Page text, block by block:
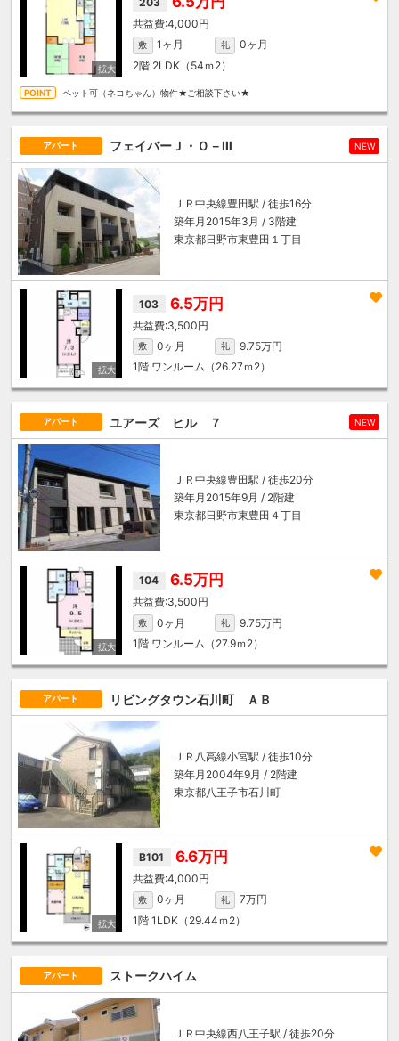
4,000円
敷 1ヶ月 礼
0ヶ月
2階 2LDK（54ｍ 2）
ペット可（ネコちゃん）物件★ご相談下さい★
アパート フェイバーＪ・Ｏ－Ⅲ NEW
ＪＲ中央線豊田駅 / 徒歩16分
築年月2015年3月 / 3階建
東京都日野市東豊田１丁目
103 6.5万円
3,500円
敷 0ヶ月 礼
9.75万円
1階 ワンルーム（26.27ｍ 2）
アパート ユアーズ ヒル ７ NEW
ＪＲ中央線豊田駅 / 徒歩20分
築年月2015年9月 / 2階建
東京都日野市東豊田４丁目
104 6.5万円
3,500円
敷 0ヶ月 礼
9.75万円
1階 ワンルーム（27.9ｍ 2）
アパート リビングタウン石川町 ＡＢ
ＪＲ八高線小宮駅 / 徒歩10分
築年月2004年9月 / 2階建
東京都八王子市石川町
B101 6.6万円
4,000円
敷 0ヶ月 礼
7万円
1階 1LDK（29.44ｍ 2）
アパート ストークハイム
ＪＲ中央線西八王子駅 / 徒歩20分